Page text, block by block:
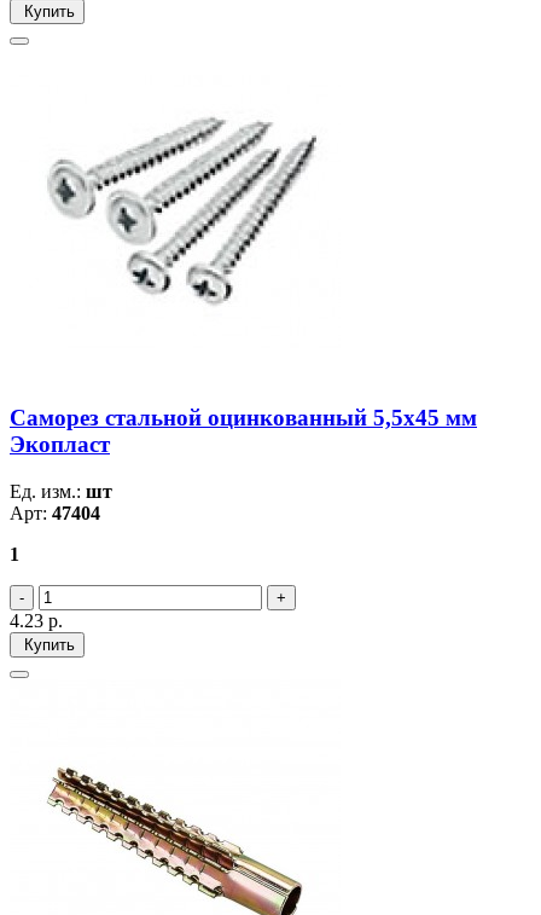
Купить
Саморез стальной оцинкованный 5,5x45 мм
Экопласт
Ед. изм.: шт
Арт: 47404
1
4.23 р.
Купить